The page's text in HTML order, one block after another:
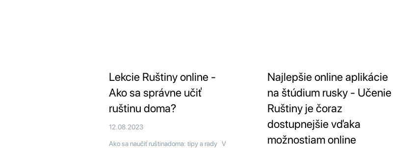
Lekcie Ruštiny online -
Ako sa správne učiť
ruštinu doma?
12.08.2023
Ako sa naučiť ruštinadoma: tipy a rady V
Najlepšie online aplikácie
na štúdium rusky - Učenie
Ruštiny je čoraz
dostupnejšie vďaka
možnostiam online